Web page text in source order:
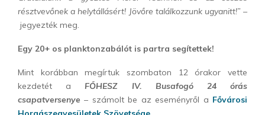
résztvevőnek a helytállásért! Jövőre találkozzunk ugyanitt!” –
jegyezték meg.
Egy 20+ os planktonzabálót is partra segítettek!
Mint korábban megírtuk szombaton 12 órakor vette
kezdetét a FŐHESZ IV. Busafogó 24 órás
csapatversenye– számolt be az eseményről a Fővárosi